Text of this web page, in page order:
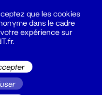
que les cookies
dans le cadre
expérience sur